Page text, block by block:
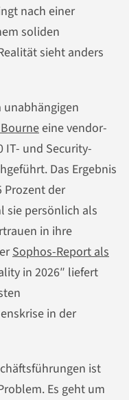
nach einer
soliden
sieht anders
eine vendor-
IT- und Security-
Das Ergebnis
Prozent der
sie persönlich als
in ihre
Sophos-Report als
in 2026″ liefert
in der
ist
Es geht um